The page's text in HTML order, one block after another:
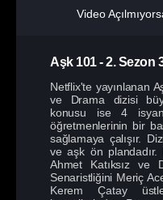
Video
Aşk 101-2. Sezon
Netflix'te yayınlanan
ve Drama dizisi
konusu ise 4
öğretmenlerinin bir
sağlamaya çalışır.
ve aşk ön plandadır.
Ahmet Katıksız ve
Senaristliğini Meriç
Kerem Çatay